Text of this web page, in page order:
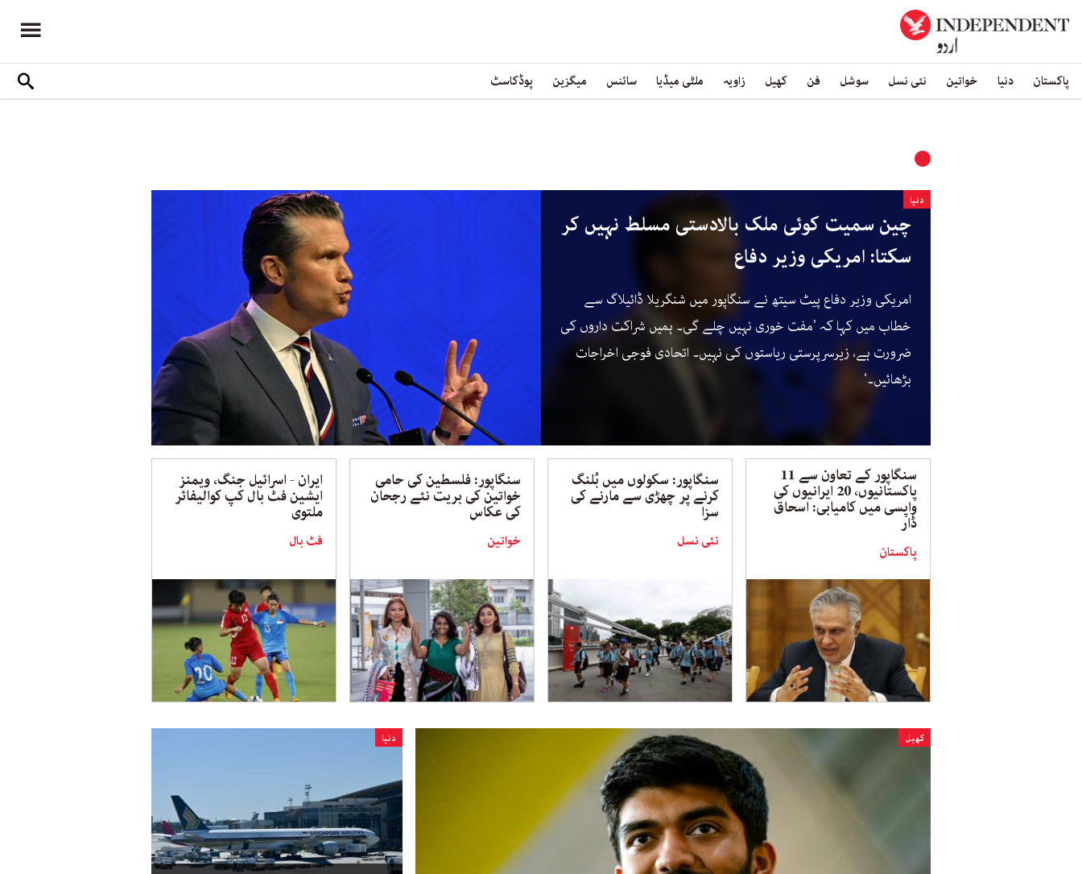
پاکستان دنیا خواتین نئی نسل سوشل فن کھیل زاویہ ملٹی میڈیا سائنس میگزین پوڈکاسٹ
دنیا
چین سمیت کوئی ملک بالادستی مسلط نہیں کر
سکتا: امریکی وزیر دفاع
امریکی وزیر دفاع پیٹ سیتھ نے سنگاپور میں شنگریلا ڈائیلاگ سے
خطاب میں کہا کہ ’مفت خوری نہیں چلے گی۔ ہمیں شراکت داروں کی
ضرورت ہے، زیرسرپرستی ریاستوں کی نہیں۔ اتحادی فوجی اخراجات
بڑھائیں۔‘
سنگاپور کے تعاون سے 11
پاکستانیوں، 20 ایرانیوں کی
واپسی میں کامیابی: اسحاق
ڈار
پاکستان
سنگاپور: سکولوں میں بُلنگ
کرنے پر چھڑی سے مارنے کی
سزا
نئی نسل
سنگاپور: فلسطین کی حامی
خواتین کی بریت نئے رجحان
کی عکاس
خواتین
ایران - اسرائیل جنگ، ویمنز
ایشین فٹ بال کپ کوالیفائر
ملتوی
فٹ بال
کھیل دنیا